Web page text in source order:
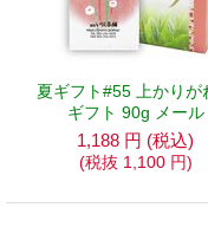
夏ギフト#55 上かりが
ギフト 90g メール
1,188 円 (税込)
(税抜 1,100 円)